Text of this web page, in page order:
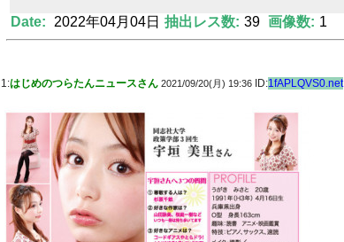
Powered by livedoor 相互RSS
Date: 2022年04月04日 抽出レス数: 39 画像数: 1
1:はじめのつらたんニュースさん 2021/09/20(月) 19:36 ID:1fAPLQVS0.net